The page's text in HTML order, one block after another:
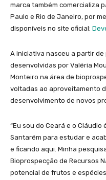
marca também comercializa
Paulo e Rio de Janeiro, por
disponíveis no site oficial:
A iniciativa nasceu a partir
desenvolvidas por Valéria
Monteiro na área de
voltadas ao aproveitamento
desenvolvimento de novos
“Eu sou do Ceará e o Cláudio
Santarém para estudar e
e ficando aqui. Minha
Bioprospecção de Recursos
potencial de frutos e